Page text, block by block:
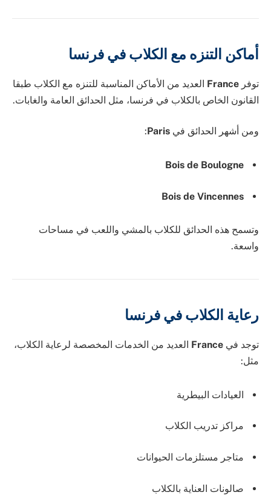
أماكن التنزه مع الكلاب في فرنسا
توفر France العديد من الأماكن المناسبة للتنزه مع الكلاب طبقا
القانون الخاص بالكلاب في فرنسا، مثل الحدائق العامة والغابات.
ومن أشهر الحدائق في Paris
:
Bois de Boulogne
Bois de Vincennes
وتسمح هذه الحدائق للكلاب بالمشي واللعب في مساحات
واسعة.
رعاية الكلاب في فرنسا
توجد في France العديد من الخدمات المخصصة لرعاية الكلاب،
مثل:
العيادات البيطرية
مراكز تدريب الكلاب
متاجر مستلزمات الحيوانات
صالونات العناية بالكلاب